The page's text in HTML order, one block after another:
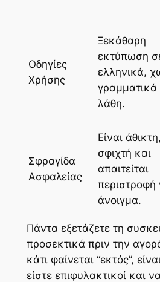
Οδηγίες
Χρήσης
Ξεκάθαρη
εκτύπωση
ελληνικά,
γραμματικά
λάθη.
Σφραγίδα
Ασφαλείας
Είναι άθικτη,
σφιχτή και
απαιτείται
περιστροφή
άνοιγμα.
Πάντα εξετάζετε τη
προσεκτικά πριν την
κάτι φαίνεται “εκτός”,
είστε επιφυλακτικοί και